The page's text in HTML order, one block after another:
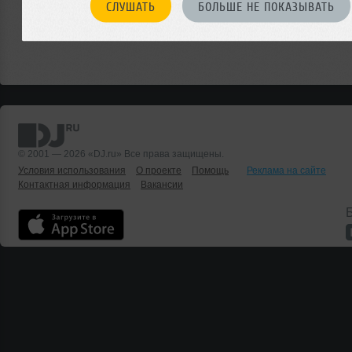
СЛУШАТЬ БОЛЬШЕ НЕ ПОКАЗЫВАТЬ
© 2001 — 2026 «DJ.ru» Все права защищены.
Условия использования
О проекте Помощь
Реклама на сайте
Контактная информация
Вакансии